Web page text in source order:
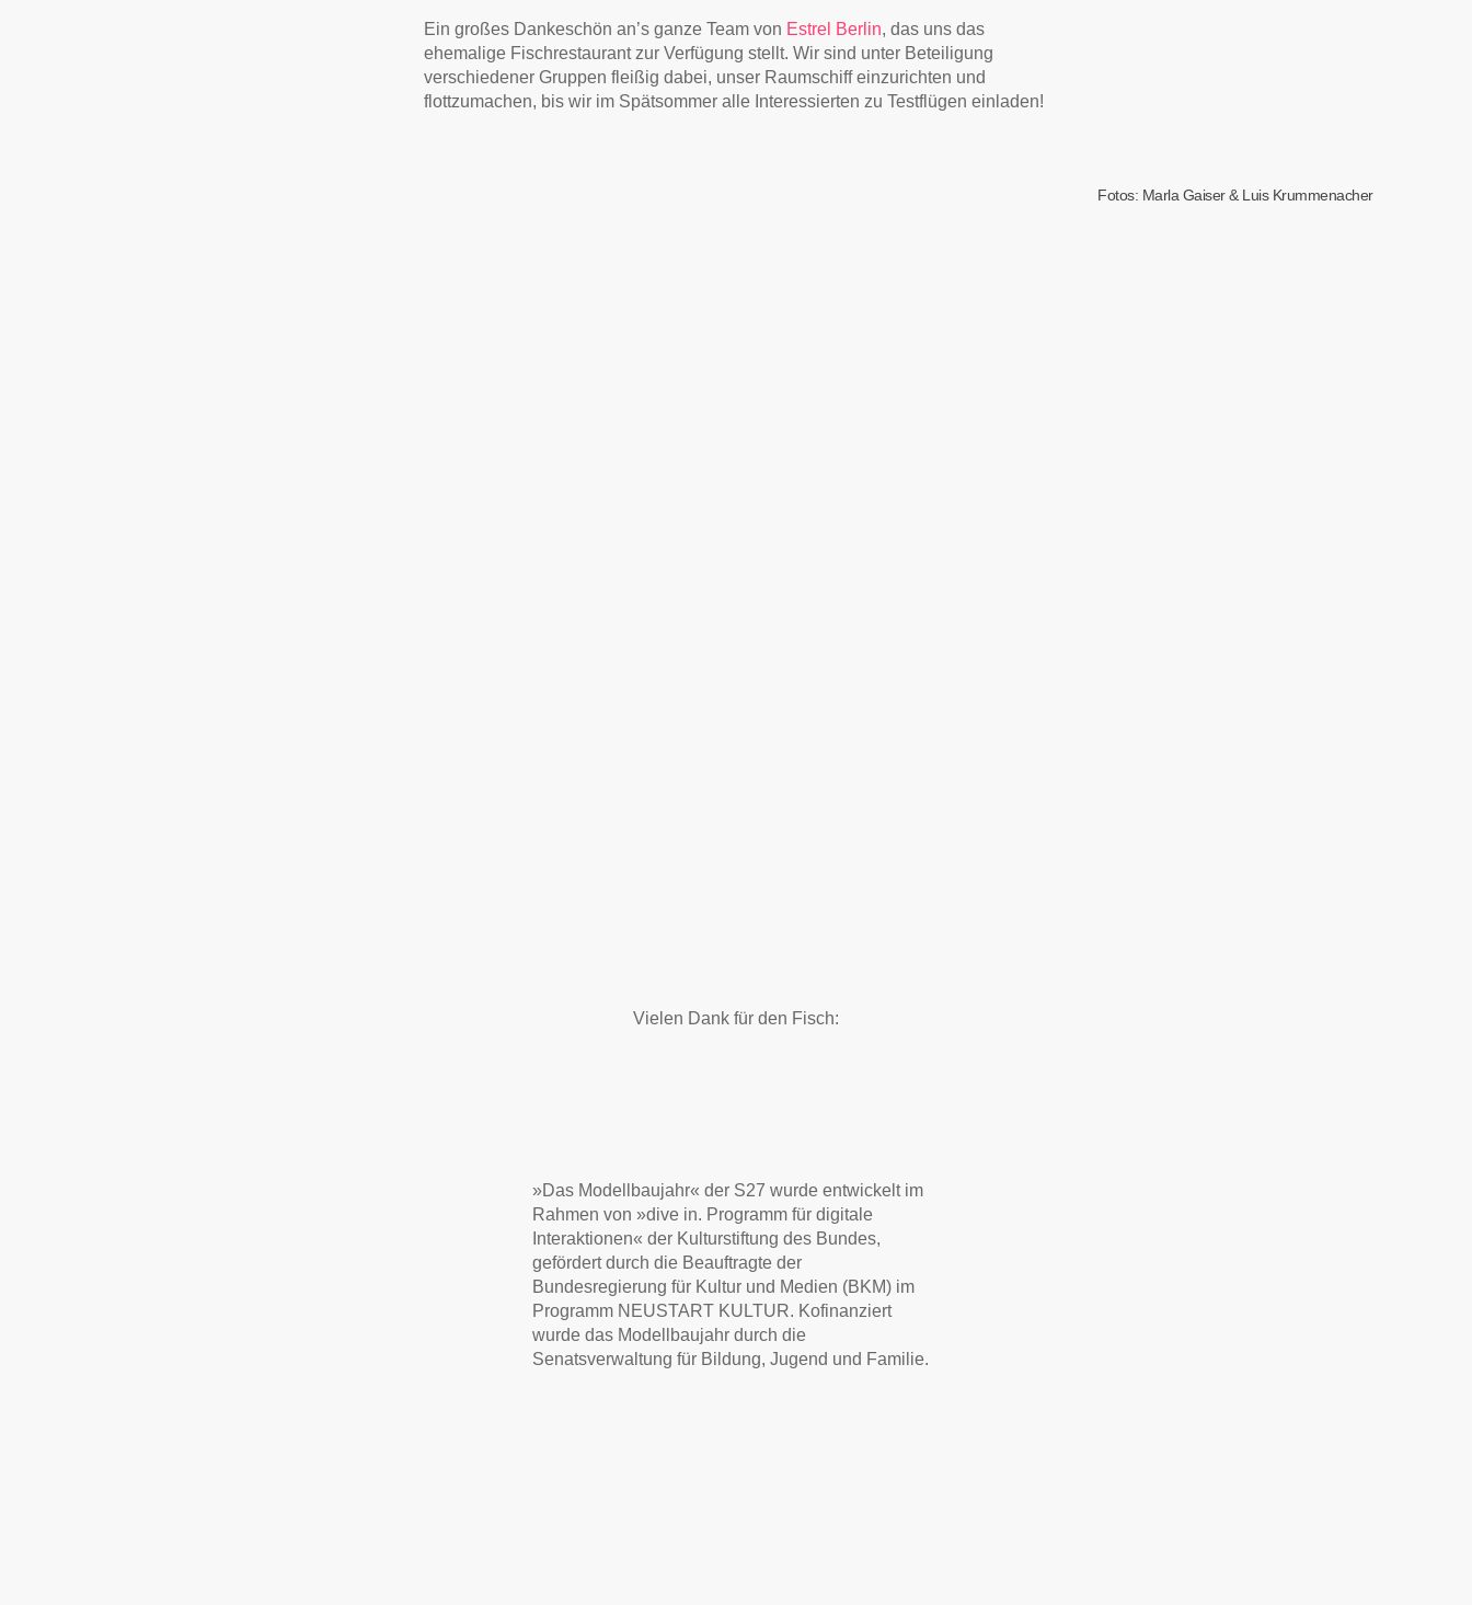
Ein großes Dankeschön an’s ganze Team von Estrel Berlin, das uns das
ehemalige Fischrestaurant zur Verfügung stellt. Wir sind unter Beteiligung
verschiedener Gruppen fleißig dabei, unser Raumschiff einzurichten und
flottzumachen, bis wir im Spätsommer alle Interessierten zu Testflügen einladen!
Fotos: Marla Gaiser & Luis Krummenacher
Vielen Dank für den Fisch:
»Das Modellbaujahr« der S27 wurde entwickelt im
Rahmen von »dive in. Programm für digitale
Interaktionen« der Kulturstiftung des Bundes,
gefördert durch die Beauftragte der
Bundesregierung für Kultur und Medien (BKM) im
Programm NEUSTART KULTUR. Kofinanziert
wurde das Modellbaujahr durch die
Senatsverwaltung für Bildung, Jugend und Familie.